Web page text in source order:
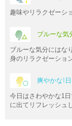
趣味やリラクゼーシ
ブルーな気
ブルーな気分にはな
身のリラクゼーショ
爽やかな1
今日はさわやかな1
に出てリフレッシュ